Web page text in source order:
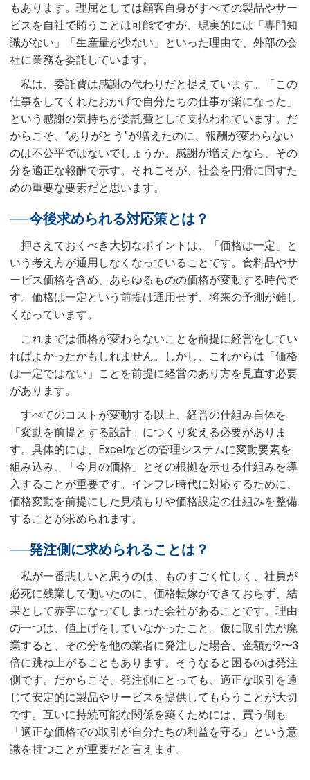
もあります。理屈としては顧客自身がすべての製品やサー
ビスを自社で賄うことは可能ですが、現実的には「専門知
識がない」「生産量が少ない」といった理由で、外部の会
社に業務を委託しています。
私は、委託費は感謝の代わりだと捉えています。「この
仕事をしてくれたおかげで自分たちの仕事が楽になった」
という感謝の気持ちが委託費として支払われています。だ
からこそ、“ありがとう”が増えたのに、報酬が変わらない
のは不公平ではないでしょうか。感謝が増えたなら、その
分を適正な報酬で示す。それこそが、社会を円滑に回すた
めの重要な要素だと思います。
──今後求められる対応策とは？
押さえておくべき大切なポイントは、「価格は一定」と
いう考え方が通用しなくなっていることです。食料品やサ
ービス価格を含め、あらゆるものの価格が変動する時代で
す。価格は一定という前提は通用せず、将来の予測が難し
くなっています。
これまでは価格が変わらないことを前提に経営をしてい
ればよかったかもしれません。しかし、これからは「価格
は一定ではない」ことを前提に経営のあり方を見直す必要
があります。
すべてのコストが変動する以上、経営の仕組み自体を
「変動を前提とする設計」につくり変える必要がありま
す。具体的には、Excelなどの管理システムに変動要素を
組み込み、「今月の価格」とその根拠を示せる仕組みを導
入することが重要です。インフレ時代に対応するために、
価格変動を前提にした見積もりや価格設定の仕組みを整備
することが求められます。
──発注側に求められることは？
私が一番悲しいと思うのは、ものすごく忙しく、社員が
必死に残業して働いたのに、価格転嫁ができておらず、結
果として赤字になってしまった会社があることです。理由
の一つは、値上げをしていなかったこと。仮に取引先が廃
業すると、その分を他の業者に発注した場合、金額が2〜3
倍に跳ね上がることもあります。そうなると困るのは発注
側です。だからこそ、発注側にとっても、適正な取引を通
じて安定的に製品やサービスを提供してもらうことが大切
です。互いに持続可能な関係を築くためには、買う側も
「適正な価格での取引が自分たちの利益を守る」という意
識を持つことが重要だと言えます。